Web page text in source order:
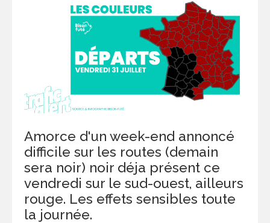
Amorce d'un week-end annoncé
difficile sur les routes (demain
sera noir) noir déja présent ce
vendredi sur le sud-ouest, ailleurs
rouge. Les effets sensibles toute
la journée.